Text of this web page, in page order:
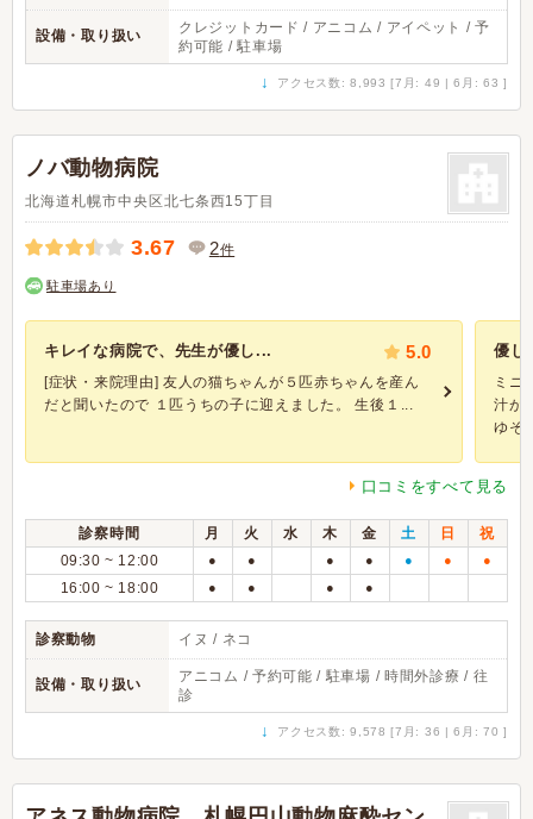
設備・取り扱い
クレジットカード / アニコム / アイペット / 予
約可能 / 駐車場
↓ アクセス数: 8,993 [7月: 49 | 6月: 63 ]
ノバ動物病院
北海道札幌市中央区北七条西15丁目
3.67 2件
駐車場あり
キレイな病院で、先生が優し... 5.0
[症状・来院理由] 友人の猫ちゃんが５匹赤ちゃんを産ん
だと聞いたので １匹うちの子に迎えました。 生後１...
優し
ミニ
汁が
ゆそ
口コミをすべて見る
診察時間 月 火 水 木 金 土 日
祝
09:30 ~ 12:00
● ● ● ● ● ● ●
16:00 ~ 18:00 ● ● ● ●
診察動物 イヌ / ネコ
設備・取り扱い
アニコム / 予約可能 / 駐車場 / 時間外診療 / 往
診
↓ アクセス数: 9,578 [7月: 36 | 6月: 70 ]